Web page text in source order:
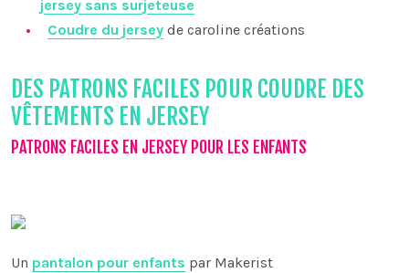
jersey sans surjeteuse
Coudre du jersey de caroline créations
DES PATRONS FACILES POUR COUDRE DES
VÊTEMENTS EN JERSEY
PATRONS FACILES EN JERSEY POUR LES ENFANTS
Un pantalon pour enfants par Makerist